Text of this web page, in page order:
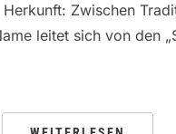
Zwischen
leitet sich von den